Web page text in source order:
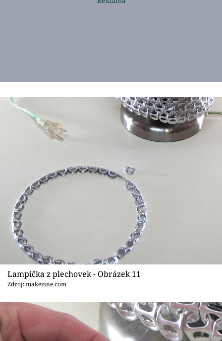
Lampička z plechovek - Obrázek 11
Zdroj: makezine.com